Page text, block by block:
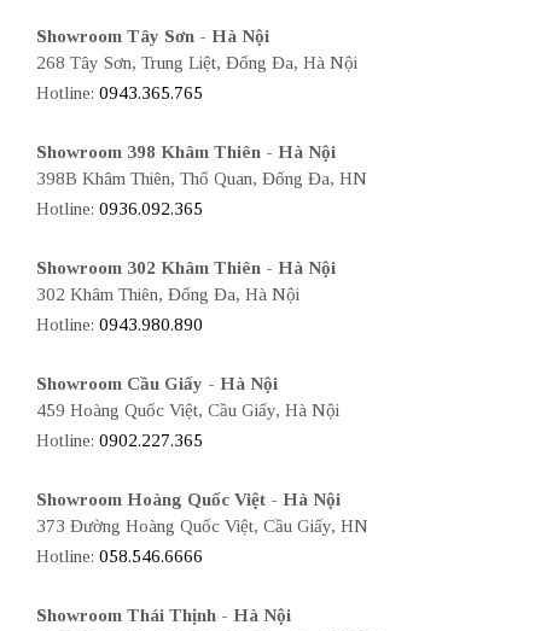
Showroom Tây Sơn - Hà Nội
268 Tây Sơn, Trung Liệt, Đống Đa, Hà Nội
Hotline: 0943.365.765
Showroom 398 Khâm Thiên - Hà Nội
398B Khâm Thiên, Thổ Quan, Đống Đa, HN
Hotline: 0936.092.365
Showroom 302 Khâm Thiên - Hà Nội
302 Khâm Thiên, Đống Đa, Hà Nội
Hotline: 0943.980.890
Showroom Cầu Giấy - Hà Nội
459 Hoàng Quốc Việt, Cầu Giấy, Hà Nội
Hotline: 0902.227.365
Showroom Hoàng Quốc Việt - Hà Nội
373 Đường Hoàng Quốc Việt, Cầu Giấy, HN
Hotline: 058.546.6666
Showroom Thái Thịnh - Hà Nội